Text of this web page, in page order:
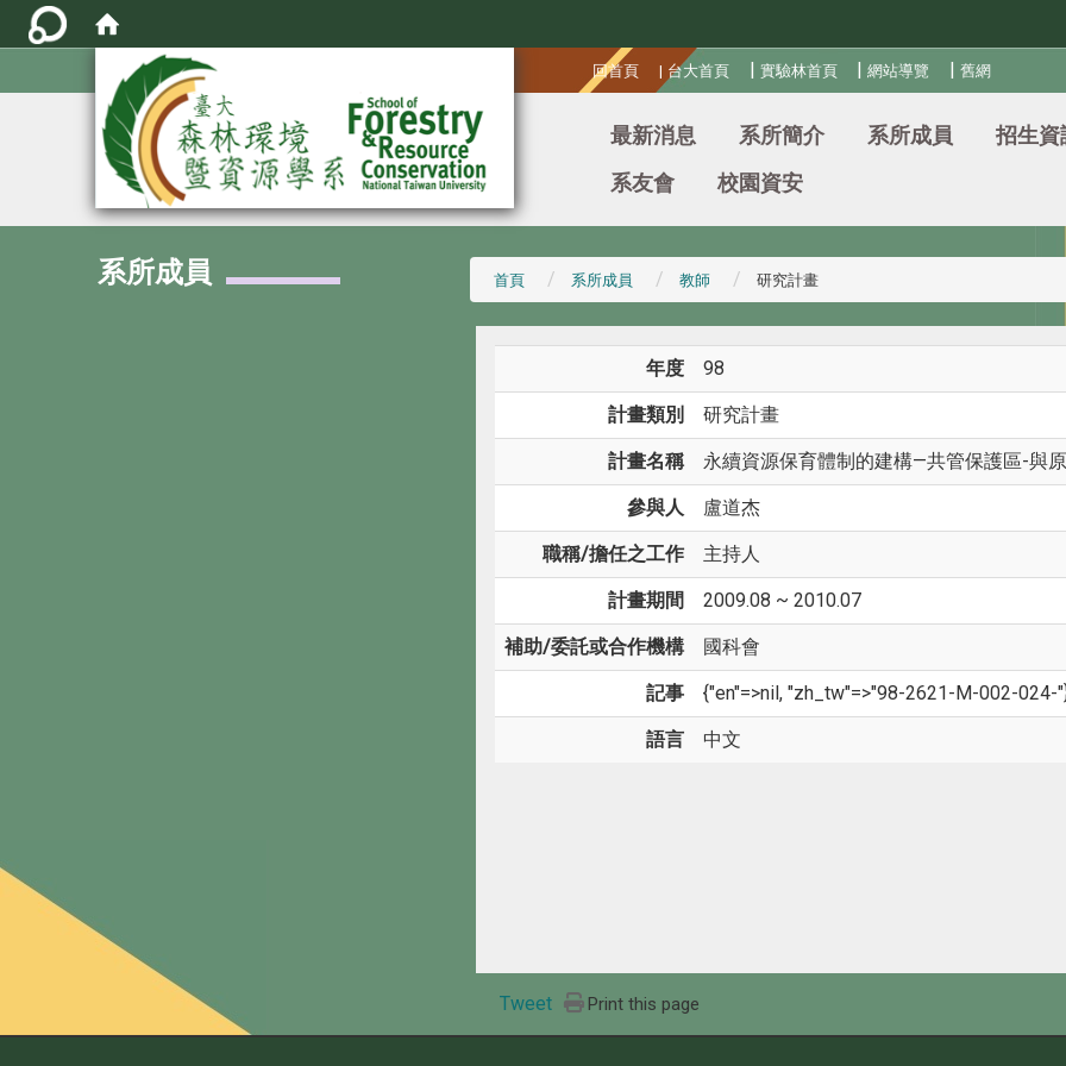
回首頁 | 台大首頁 | 實驗林首頁 |網站導覽 |舊網
最新消息 系所簡介 系所成員
招生資
系友會
校園資安
系所成員 首頁 系所成員 教師 研究計畫
年度 98
計畫類別 研究計畫
計畫名稱 永續資源保育體制的建構—共管保護區-與
參與人 盧道杰
職稱/擔任之工作 主持人
計畫期間 2009.08 ~ 2010.07
補助/委託或合作機構 國科會
記事 {"en"=>nil, "zh_tw"=>"98-2621-M-002-024-
語言 中文
Tweet Print this page